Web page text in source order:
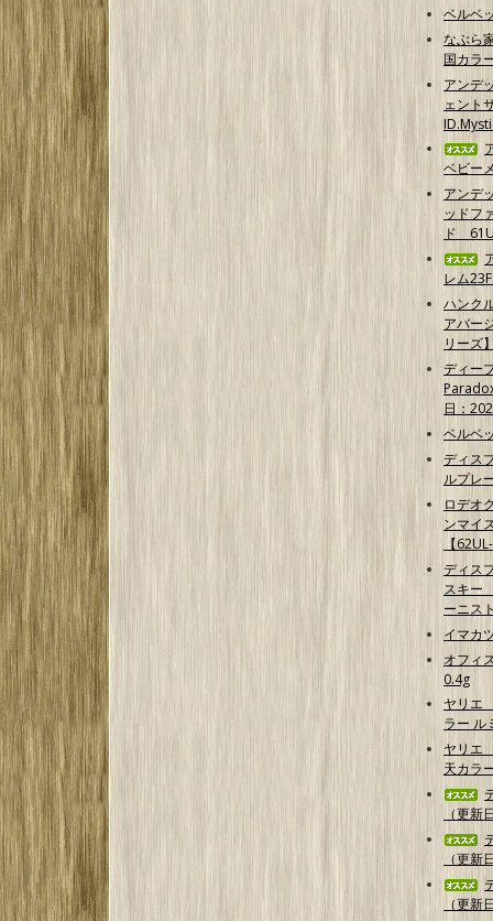
ベルベ
なぶら
国カラ
アンデ
ェント
ベビー
アンデ
ッドフ
ド
レム
ハンク
アバー
リーズ
ディー
日：
ベルベ
ディス
ルプレ
ロデオ
ンマイ
【
ディス
スキー
ーニス
イマカ
オフィ
0.4g
ヤリエ
ラー ル
ヤリエ
天カラ
（更新
（更新
（更新